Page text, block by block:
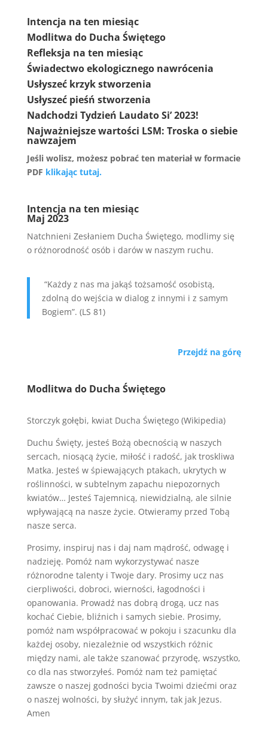
Intencja na ten miesiąc
Modlitwa do Ducha Świętego
Refleksja na ten miesiąc
Świadectwo ekologicznego nawrócenia
Usłyszeć krzyk stworzenia
Usłyszeć pieśń stworzenia
Nadchodzi Tydzień Laudato Si’ 2023!
Najważniejsze wartości LSM: Troska o siebie
nawzajem
Jeśli wolisz, możesz pobrać ten materiał w formacie
PDF klikając tutaj.
Intencja na ten miesiąc
Maj 2023
Natchnieni Zesłaniem Ducha Świętego, modlimy się
o różnorodność osób i darów w naszym ruchu.
“Każdy z nas ma jakąś tożsamość osobistą,
zdolną do wejścia w dialog z innymi i z samym
Bogiem”. (LS 81)
Przejdź na górę
Modlitwa do Ducha Świętego
Storczyk gołębi, kwiat Ducha Świętego (Wikipedia)
Duchu Święty, jesteś Bożą obecnością w naszych
sercach, niosącą życie, miłość i radość, jak troskliwa
Matka. Jesteś w śpiewających ptakach, ukrytych w
roślinności, w subtelnym zapachu niepozornych
kwiatów… Jesteś Tajemnicą, niewidzialną, ale silnie
wpływającą na nasze życie. Otwieramy przed Tobą
nasze serca.
Prosimy, inspiruj nas i daj nam mądrość, odwagę i
nadzieję. Pomóż nam wykorzystywać nasze
różnorodne talenty i Twoje dary. Prosimy ucz nas
cierpliwości, dobroci, wierności, łagodności i
opanowania. Prowadź nas dobrą drogą, ucz nas
kochać Ciebie, bliźnich i samych siebie. Prosimy,
pomóż nam współpracować w pokoju i szacunku dla
każdej osoby, niezależnie od wszystkich różnic
między nami, ale także szanować przyrodę, wszystko,
co dla nas stworzyłeś. Pomóż nam też pamiętać
zawsze o naszej godności bycia Twoimi dziećmi oraz
o naszej wolności, by służyć innym, tak jak Jezus.
Amen